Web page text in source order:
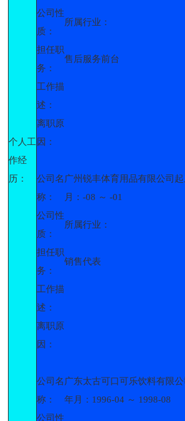
个人工
作经
历：
公司性
质：
所属行业：
担任职
务：
售后服务前台
工作描
述：
离职原
因：
公司名
称：
广州锐丰体育用品有限公司
月：-08 ～ -01
公司性
质：
所属行业：
担任职
务：
销售代表
工作描
述：
离职原
因：
公司名
称：
广东太古可口可乐饮料有限
年月：1996-04 ～ 1998-08
公司性